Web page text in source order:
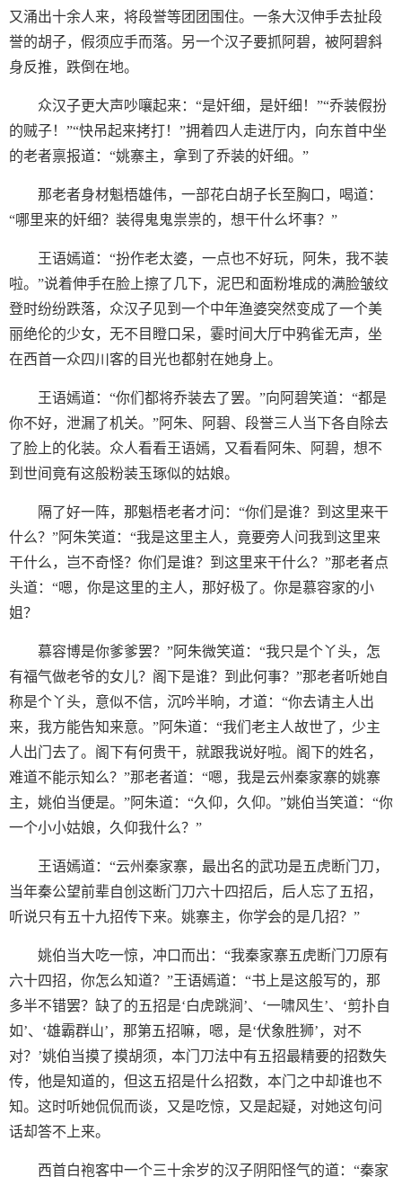
又涌出十余人来，将段誉等团团围住。一条大汉伸手去扯段
誉的胡子，假须应手而落。另一个汉子要抓阿碧，被阿碧斜
身反推，跌倒在地。
众汉子更大声吵嚷起来：“是奸细，是奸细！”“乔装假扮
的贼子！”“快吊起来拷打！”拥着四人走进厅内，向东首中坐
的老者禀报道：“姚寨主，拿到了乔装的奸细。”
那老者身材魁梧雄伟，一部花白胡子长至胸口，喝道：
“哪里来的奸细？装得鬼鬼祟祟的，想干什么坏事？”
王语嫣道：“扮作老太婆，一点也不好玩，阿朱，我不装
啦。”说着伸手在脸上擦了几下，泥巴和面粉堆成的满脸皱纹
登时纷纷跌落，众汉子见到一个中年渔婆突然变成了一个美
丽绝伦的少女，无不目瞪口呆，霎时间大厅中鸦雀无声，坐
在西首一众四川客的目光也都射在她身上。
王语嫣道：“你们都将乔装去了罢。”向阿碧笑道：“都是
你不好，泄漏了机关。”阿朱、阿碧、段誉三人当下各自除去
了脸上的化装。众人看看王语嫣，又看看阿朱、阿碧，想不
到世间竟有这般粉装玉琢似的姑娘。
隔了好一阵，那魁梧老者才问：“你们是谁？到这里来干
什么？”阿朱笑道：“我是这里主人，竟要旁人问我到这里来
干什么，岂不奇怪？你们是谁？到这里来干什么？”那老者点
头道：“嗯，你是这里的主人，那好极了。你是慕容家的小
姐？
慕容博是你爹爹罢？”阿朱微笑道：“我只是个丫头，怎
有福气做老爷的女儿？阁下是谁？到此何事？”那老者听她自
称是个丫头，意似不信，沉吟半晌，才道：“你去请主人出
来，我方能告知来意。”阿朱道：“我们老主人故世了，少主
人出门去了。阁下有何贵干，就跟我说好啦。阁下的姓名，
难道不能示知么？”那老者道：“嗯，我是云州秦家寨的姚寨
主，姚伯当便是。”阿朱道：“久仰，久仰。”姚伯当笑道：“你
一个小小姑娘，久仰我什么？”
王语嫣道：“云州秦家寨，最出名的武功是五虎断门刀，
当年秦公望前辈自创这断门刀六十四招后，后人忘了五招，
听说只有五十九招传下来。姚寨主，你学会的是几招？”
姚伯当大吃一惊，冲口而出：“我秦家寨五虎断门刀原有
六十四招，你怎么知道？”王语嫣道：“书上是这般写的，那
多半不错罢？缺了的五招是‘白虎跳涧’、‘一啸风生’、‘剪扑自
如’、‘雄霸群山’，那第五招嘛，嗯，是‘伏象胜狮’，对不
对？’姚伯当摸了摸胡须，本门刀法中有五招最精要的招数失
传，他是知道的，但这五招是什么招数，本门之中却谁也不
知。这时听她侃侃而谈，又是吃惊，又是起疑，对她这句问
话却答不上来。
西首白袍客中一个三十余岁的汉子阴阳怪气的道：“秦家